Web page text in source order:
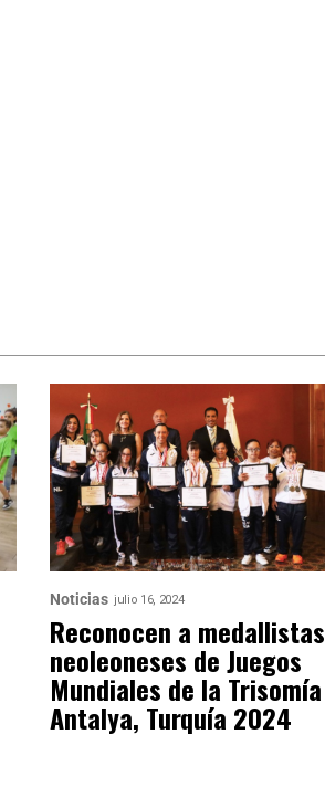
Noticias julio 16, 2024
Reconocen a medallistas
neoleoneses de Juegos
Mundiales de la Trisomía
Antalya, Turquía 2024